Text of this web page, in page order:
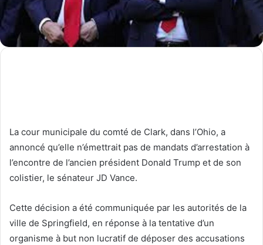
La cour municipale du comté de Clark, dans l’Ohio, a
annoncé qu’elle n’émettrait pas de mandats d’arrestation à
l’encontre de l’ancien président Donald Trump et de son
colistier, le sénateur JD Vance.
Cette décision a été communiquée par les autorités de la
ville de Springfield, en réponse à la tentative d’un
organisme à but non lucratif de déposer des accusations